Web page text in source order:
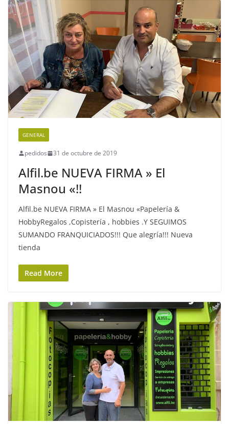
GENERAL
pedidos 31 de octubre de 2019
Alfil.be NUEVA FIRMA » El
Masnou «!!
Alfil.be NUEVA FIRMA » El Masnou «Papelería &
HobbyRegalos ,Copistería , hobbies .Y SEGUIMOS
SUMANDO FRANQUICIADOS!!! Que alegría!!! Nueva
tienda
Read More